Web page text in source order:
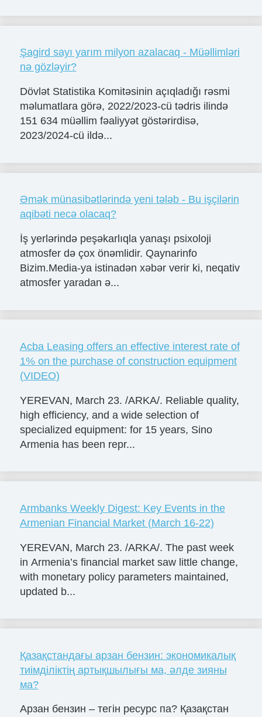
Şagird sayı yarım milyon azalacaq - Müəllimləri
nə gözləyir?
Dövlət Statistika Komitəsinin açıqladığı rəsmi
məlumatlara görə, 2022/2023-cü tədris ilində
151 634 müəllim fəaliyyət göstərirdisə,
2023/2024-cü ildə...
Əmək münasibətlərində yeni tələb - Bu işçilərin
aqibəti necə olacaq?
İş yerlərində peşəkarlıqla yanaşı psixoloji
atmosfer də çox önəmlidir. Qaynarinfo
Bizim.Media-ya istinadən xəbər verir ki, neqativ
atmosfer yaradan ə...
Acba Leasing offers an effective interest rate of
1% on the purchase of construction equipment
(VIDEO)
YEREVAN, March 23. /ARKA/. Reliable quality,
high efficiency, and a wide selection of
specialized equipment: for 15 years, Sino
Armenia has been repr...
Armbanks Weekly Digest: Key Events in the
Armenian Financial Market (March 16-22)
YEREVAN, March 23. /ARKA/. The past week
in Armenia’s financial market saw little change,
with monetary policy parameters maintained,
updated b...
Қазақстандағы арзан бензин: экономикалық
тиімділіктің артықшылығы ма, әлде зияны
ма?
Арзан бензин – тегін ресурс па? Қазақстан